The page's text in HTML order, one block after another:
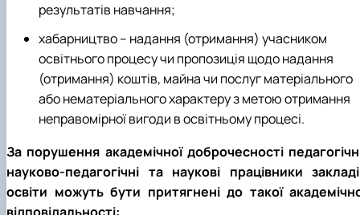
результатів навчання;
хабарництво – надання (отримання) учасником
освітнього процесу чи пропозиція щодо надання
(отримання) коштів, майна чи послуг матеріального
або нематеріального характеру з метою отримання
неправомірної вигоди в освітньому процесі.
За порушення академічної доброчесності
науково-педагогічні та наукові працівники
освіти можуть бути притягнені до такої